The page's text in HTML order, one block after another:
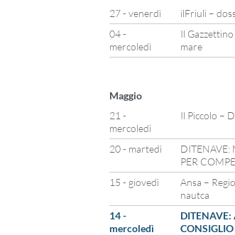
27 - venerdì
ilFriuli –
04 -
mercoledì
Il
mare
Maggio
21 -
mercoledì
Il Piccolo –
20 - martedì
DITENAVE:
PER
15 - giovedì
Ansa –
nautca
14 -
mercoledì